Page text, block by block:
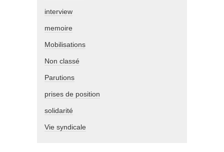
interview
memoire
Mobilisations
Non classé
Parutions
prises de position
solidarité
Vie syndicale